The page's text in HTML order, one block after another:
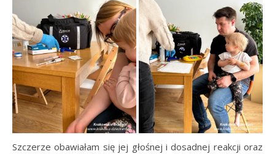
Szczerze obawiałam się jej głośnej i dosadnej reakcji oraz